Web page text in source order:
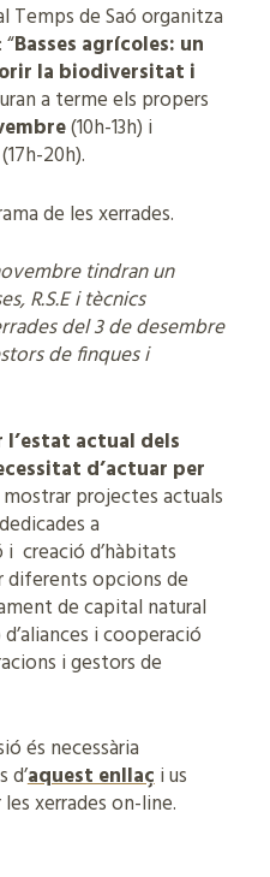
Temps de Saó organitza
Basses agrícoles: un
la biodiversitat i
a terme els propers
(10h-13h) i
20h).
de les xerrades.
tindran un
R.S.E i tècnics
del 3 de desembre
de finques i
actual dels
d’actuar per
mostrar projectes actuals
a
i creació d’hàbitats
diferents opcions de
de capital natural
i cooperació
i gestors de
és necessària
d’aquest enllaçi us
xerrades on-line.